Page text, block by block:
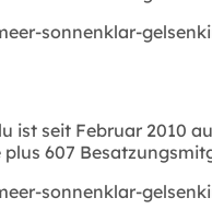
ist seit Februar 2010
607